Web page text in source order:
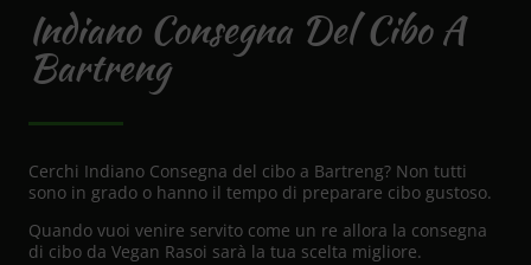
Indiano Consegna Del Cibo A
Bartreng
Cerchi Indiano Consegna del cibo a Bartreng? Non tutti
sono in grado o hanno il tempo di preparare cibo gustoso.
Quando vuoi venire servito come un re allora la consegna
di cibo da Vegan Rasoi sarà la tua scelta migliore.